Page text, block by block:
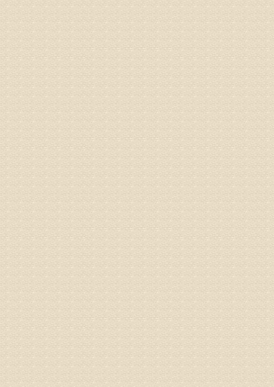
外用、
姓名：
的检查
术，无
由于专
病情描
专家回
先需要
同时，
突出的
由于我
姓名：
病情描
姓名：